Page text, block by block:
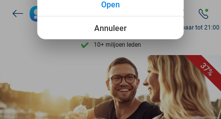
op basis van206.298 reviews
Ontdek 15.000+ deals
7 dagen per week beschikbaar
10+ miljoen leden
Bereikbaar tot 21:00
37%
Annuleer
Open